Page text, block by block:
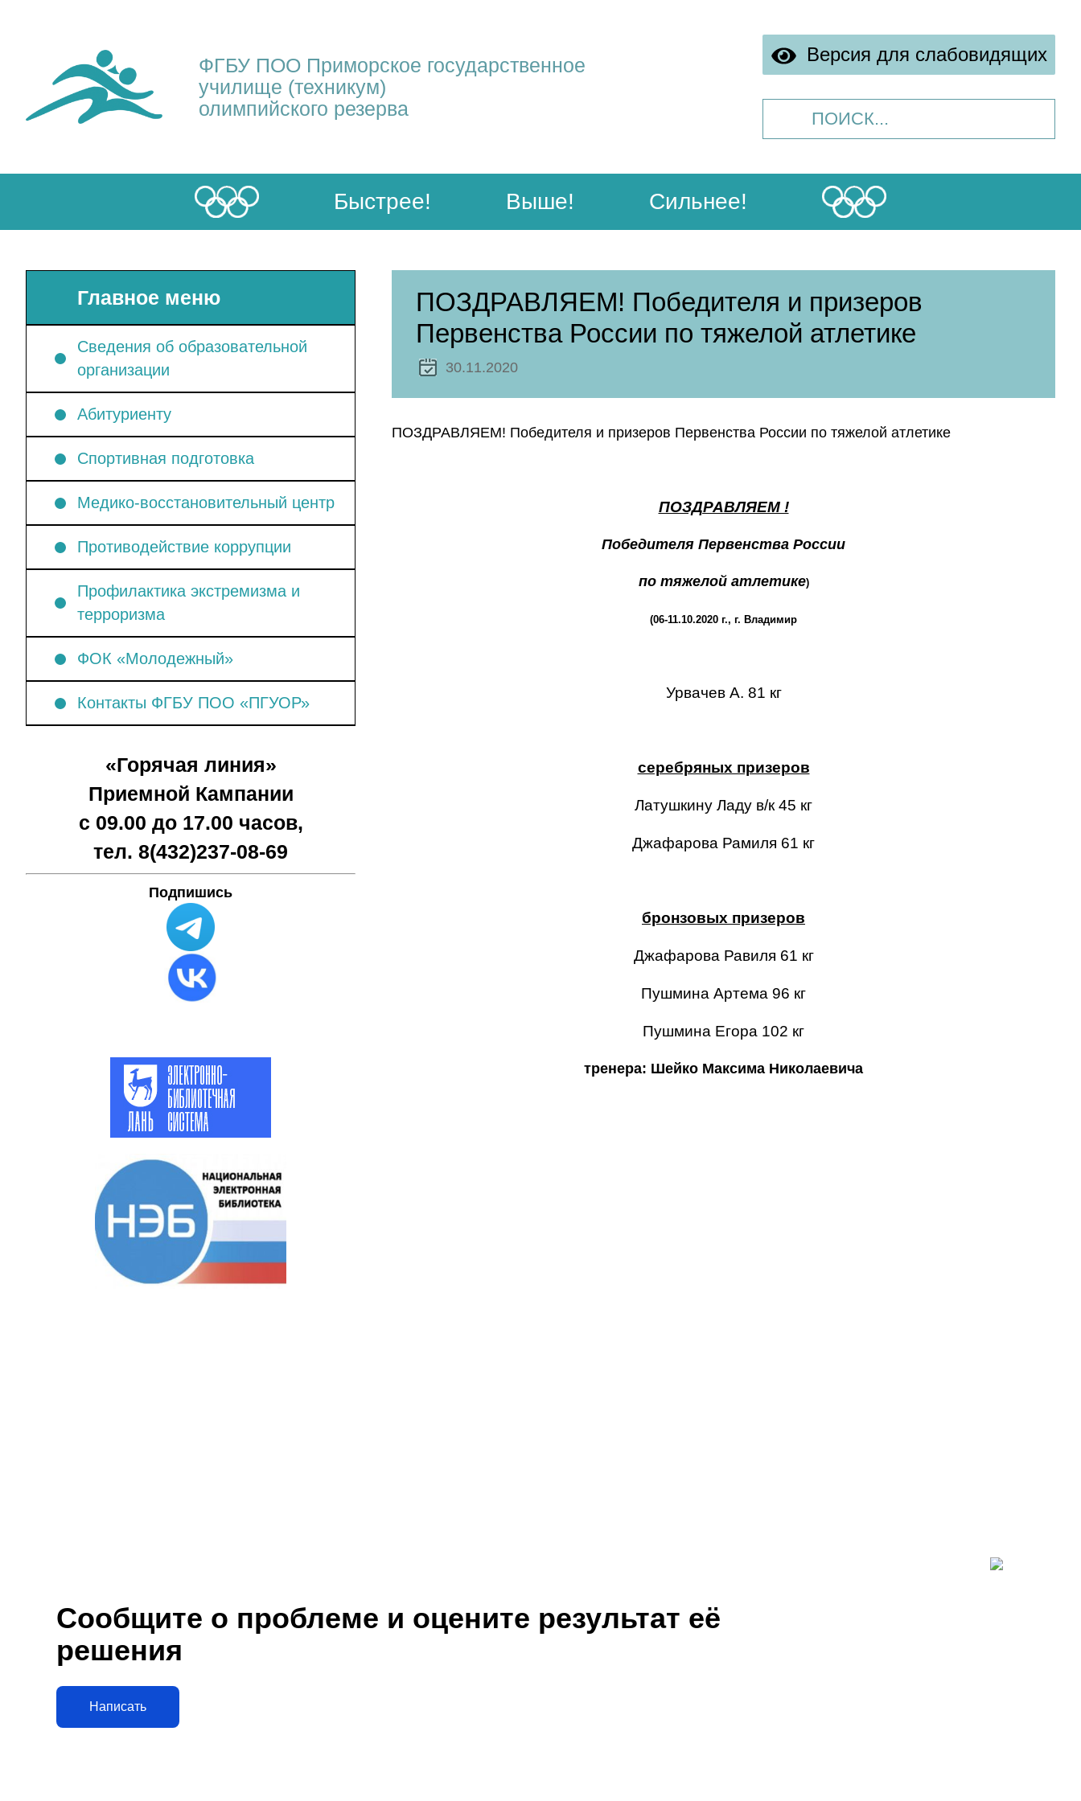
ФГБУ ПОО Приморское государственное
училище (техникум)
олимпийского резерва
Версия для слабовидящих
Быстрее! Выше! Сильнее!
Главное меню
Сведения об образовательной
организации
Абитуриенту
Спортивная подготовка
Медико-восстановительный центр
Противодействие коррупции
Профилактика экстремизма и
терроризма
ФОК «Молодежный»
Контакты ФГБУ ПОО «ПГУОР»
«Горячая линия»
Приемной Кампании
с 09.00 до 17.00 часов,
тел. 8(432)237-08-69
Подпишись
ПОЗДРАВЛЯЕМ! Победителя и призеров
Первенства России по тяжелой атлетике
30.11.2020
ПОЗДРАВЛЯЕМ! Победителя и призеров Первенства России по тяжелой атлетике
ПОЗДРАВЛЯЕМ !
Победителя Первенства России
по тяжелой атлетике)
(06-11.10.2020 г., г. Владимир
Урвачев А. 81 кг
серебряных призеров
Латушкину Ладу в/к 45 кг
Джафарова Рамиля 61 кг
бронзовых призеров
Джафарова Равиля 61 кг
Пушмина Артема 96 кг
Пушмина Егора 102 кг
тренера: Шейко Максима Николаевича
Сообщите о проблеме и оцените результат её
решения
Написать